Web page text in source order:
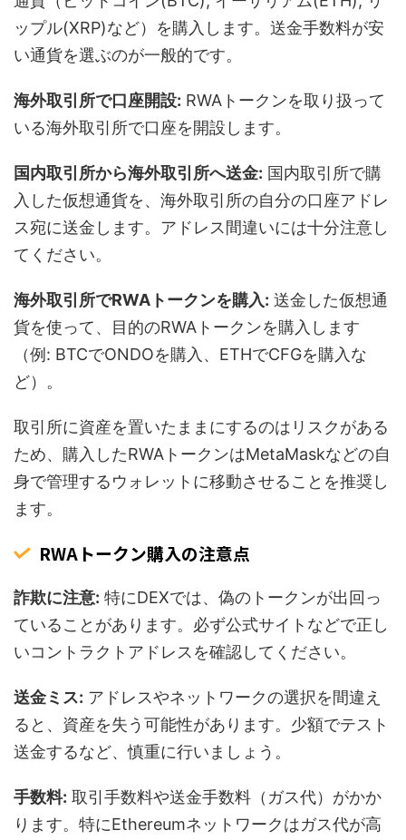
ップル(XRP)など）を購入します。送金手数料が安
い通貨を選ぶのが一般的です。
海外取引所で口座開設: RWAトークンを取り扱って
いる海外取引所で口座を開設します。
国内取引所から海外取引所へ送金: 国内取引所で購
入した仮想通貨を、海外取引所の自分の口座アドレ
ス宛に送金します。アドレス間違いには十分注意し
てください。
海外取引所でRWAトークンを購入: 送金した仮想通
貨を使って、目的のRWAトークンを購入します
（例: BTCでONDOを購入、ETHでCFGを購入な
ど）。
取引所に資産を置いたままにするのはリスクがある
ため、購入したRWAトークンはMetaMaskなどの自
身で管理するウォレットに移動させることを推奨し
ます。
RWAトークン購入の注意点
詐欺に注意: 特にDEXでは、偽のトークンが出回っ
ていることがあります。必ず公式サイトなどで正し
いコントラクトアドレスを確認してください。
送金ミス: アドレスやネットワークの選択を間違え
ると、資産を失う可能性があります。少額でテスト
送金するなど、慎重に行いましょう。
手数料: 取引手数料や送金手数料（ガス代）がかか
ります。特にEthereumネットワークはガス代が高